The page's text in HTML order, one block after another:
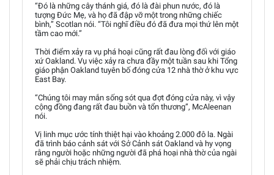
“Đó là những cây thánh giá, đó là đài phun nước, đó là
tượng Đức Mẹ, và họ đã đập vỡ một trong những chiếc
bình,” Scotlan nói. “Tôi nghĩ điều đó đã đưa mọi thứ lên một
tầm cao mới.”
Thời điểm xảy ra vụ phá hoại cũng rất đau lòng đối với giáo
xứ Oakland. Vụ việc xảy ra chưa đầy một tuần sau khi Tổng
giáo phận Oakland tuyên bố đóng cửa 12 nhà thờ ở khu vực
East Bay.
“Chúng tôi may mắn sống sót qua đợt đóng cửa này, vì vậy
cộng đồng đang rất đau buồn và tổn thương”, McAleenan
nói.
Vị linh mục ước tính thiệt hại vào khoảng 2.000 đô la. Ngài
đã trình báo cảnh sát với Sở Cảnh sát Oakland và hy vọng
rằng người hoặc những người đã phá hoại nhà thờ của ngài
sẽ phải chịu trách nhiệm.